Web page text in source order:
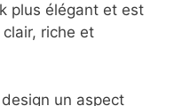
plus élégant et est
riche et
un aspect